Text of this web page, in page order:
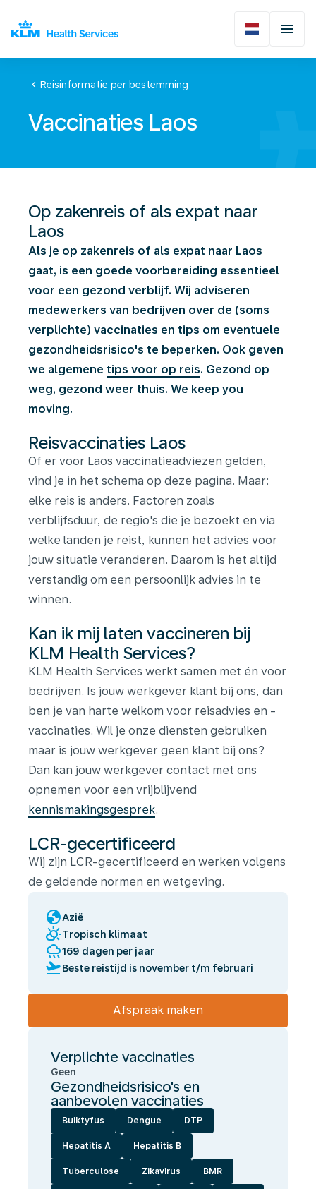
chevron_left Reisinformatie per bestemming
Vaccinaties Laos
Op zakenreis of als expat naar
Laos
Als je op zakenreis of als expat naar Laos
gaat, is een goede voorbereiding essentieel
voor een gezond verblijf. Wij adviseren
medewerkers van bedrijven over de (soms
verplichte) vaccinaties en tips om eventuele
gezondheidsrisico's te beperken. Ook geven
we algemene tips voor op reis. Gezond op
weg, gezond weer thuis. We keep you
moving.
Reisvaccinaties Laos
Of er voor Laos vaccinatieadviezen gelden,
vind je in het schema op deze pagina. Maar:
elke reis is anders. Factoren zoals
verblijfsduur, de regio's die je bezoekt en via
welke landen je reist, kunnen het advies voor
jouw situatie veranderen. Daarom is het altijd
verstandig om een persoonlijk advies in te
winnen.
Kan ik mij laten vaccineren bij
KLM Health Services?
KLM Health Services werkt samen met én voor
bedrijven. Is jouw werkgever klant bij ons, dan
ben je van harte welkom voor reisadvies en -
vaccinaties. Wil je onze diensten gebruiken
maar is jouw werkgever geen klant bij ons?
Dan kan jouw werkgever contact met ons
opnemen voor een vrijblijvend
kennismakingsgesprek.
LCR-gecertificeerd
Wij zijn LCR-gecertificeerd en werken volgens
de geldende normen en wetgeving.
globeAzië
partly_cloudy_dayTropisch klimaat
rainy169 dagen per jaar
flight_takeoffBeste reistijd is november t/m februari
Afspraak maken
Verplichte vaccinaties
Geen
Gezondheidsrisico's en
aanbevolen vaccinaties
Buiktyfus Dengue DTP
Hepatitis A Hepatitis B
Tuberculose Zikavirus BMR